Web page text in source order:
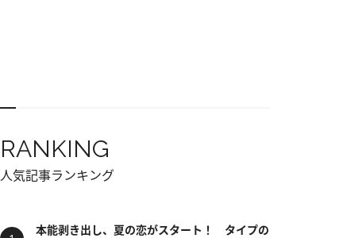
RANKING
人気記事ランキング
本能剥き出し、夏の恋がスタート！ タイプの